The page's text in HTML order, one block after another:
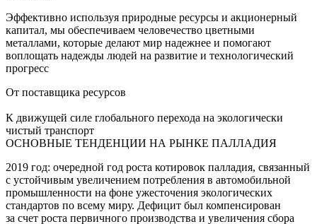
Эффективно используя природные ресурсы и акционерный
капитал, мы обеспечиваем человечество цветными
металлами, которые делают мир надежнее и помогают
воплощать надежды людей на развитие и технологический
прогресс
От поставщика ресурсов
К движущей силе глобального перехода на экологически
чистый транспорт
ОСНОВНЫЕ ТЕНДЕНЦИИ НА РЫНКЕ ПАЛЛАДИЯ
2019 год: очередной год роста котировок палладия, связанный
с устойчивым увеличением потребления в автомобильной
промышленности на фоне ужесточения экологических
стандартов по всему миру. Дефицит был компенсирован
за счет роста первичного производства и увеличения сбора